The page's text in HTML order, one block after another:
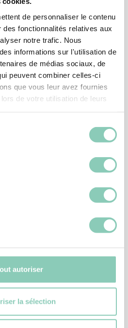
de personnaliser le contenu
fonctionnalités relatives aux
notre trafic. Nous
informations sur l'utilisation de
de médias sociaux, de
peuvent combiner celles-ci
que vous leur avez fournies
de votre utilisation de leurs
autoriser
la sélection
similaires